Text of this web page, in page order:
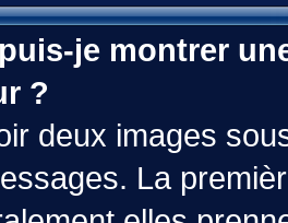
je montrer
?
deux images
La